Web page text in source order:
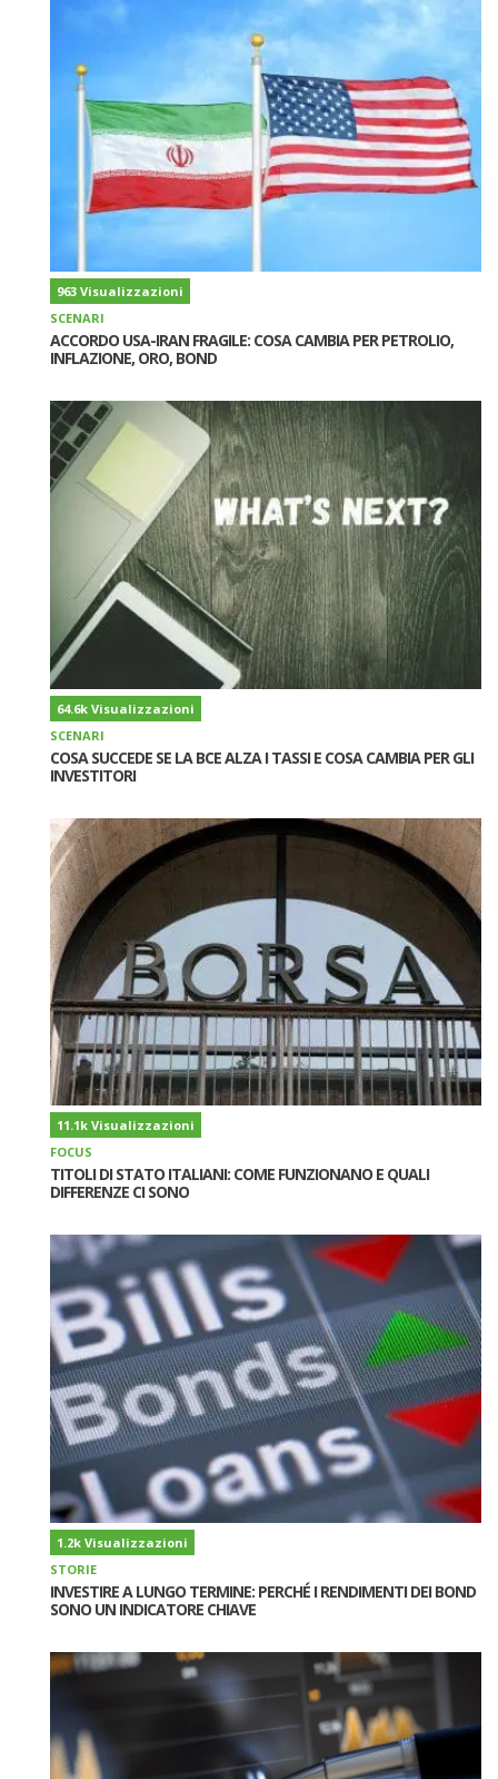
963 Visualizzazioni
SCENARI
ACCORDO USA-IRAN FRAGILE: COSA CAMBIA PER PETROLIO,
INFLAZIONE, ORO, BOND
64.6k Visualizzazioni
SCENARI
COSA SUCCEDE SE LA BCE ALZA I TASSI E COSA CAMBIA PER GLI
INVESTITORI
11.1k Visualizzazioni
FOCUS
TITOLI DI STATO ITALIANI: COME FUNZIONANO E QUALI
DIFFERENZE CI SONO
1.2k Visualizzazioni
STORIE
INVESTIRE A LUNGO TERMINE: PERCHÉ I RENDIMENTI DEI BOND
SONO UN INDICATORE CHIAVE